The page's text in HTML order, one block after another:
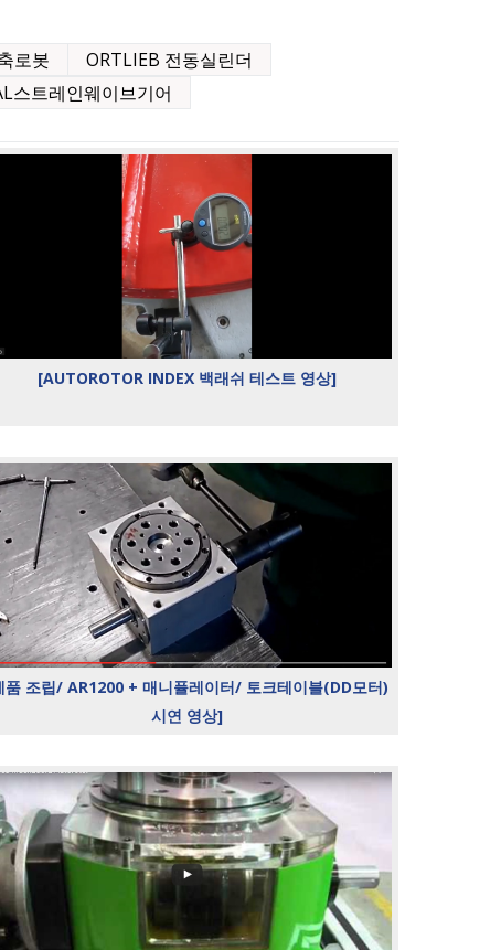
로봇
ORTLIEB 전동실린더
스트레인웨이브기어
[AUTOROTOR INDEX 백래쉬 테스트 영상]
품 조립/ AR1200 + 매니퓰레이터/ 토크테이블(DD모터)
시연 영상]